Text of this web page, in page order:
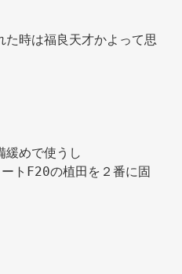
時は福良天才かよって思
緩めで使うし
トF20の植田を２番に固